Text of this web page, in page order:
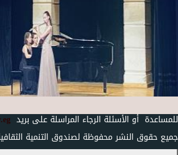
للمساعدة أو الأسئلة الرجاء المراسلة على بريد
جميع حقوق النشر محفوظة لصندوق التنمية